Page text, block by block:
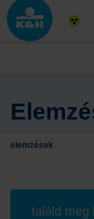
elemzések
találd meg